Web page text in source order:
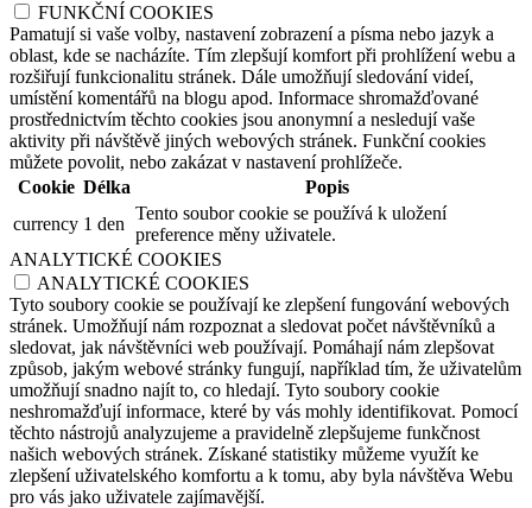
FUNKČNÍ COOKIES
Pamatují si vaše volby, nastavení zobrazení a písma nebo jazyk a
oblast, kde se nacházíte. Tím zlepšují komfort při prohlížení webu a
rozšiřují funkcionalitu stránek. Dále umožňují sledování videí,
umístění komentářů na blogu apod. Informace shromažďované
prostřednictvím těchto cookies jsou anonymní a nesledují vaše
aktivity při návštěvě jiných webových stránek. Funkční cookies
můžete povolit, nebo zakázat v nastavení prohlížeče.
Cookie Délka
Popis
currency 1 den
Tento soubor cookie se používá k uložení
preference měny uživatele.
ANALYTICKÉ COOKIES
ANALYTICKÉ COOKIES
Tyto soubory cookie se používají ke zlepšení fungování webových
stránek. Umožňují nám rozpoznat a sledovat počet návštěvníků a
sledovat, jak návštěvníci web používají. Pomáhají nám zlepšovat
způsob, jakým webové stránky fungují, například tím, že uživatelům
umožňují snadno najít to, co hledají. Tyto soubory cookie
neshromažďují informace, které by vás mohly identifikovat. Pomocí
těchto nástrojů analyzujeme a pravidelně zlepšujeme funkčnost
našich webových stránek. Získané statistiky můžeme využít ke
zlepšení uživatelského komfortu a k tomu, aby byla návštěva Webu
pro vás jako uživatele zajímavější.